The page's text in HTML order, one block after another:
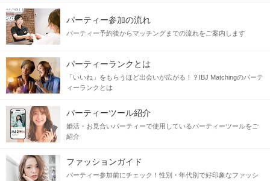
パーティー参加の流れ
パーティー予約後からマッチングまでの流れをご案内します
パーティーランクとは
「いいね」をもらうほど出会いが広がる！？IBJ Matchingのパーテ
ィーランクとは
パーティーツール紹介
婚活・お見合いパーティーで使用しているパーティーツールをご
紹介
ファッションガイド
パーティー参加前にチェック！性別・年代別で好印象なファッシ